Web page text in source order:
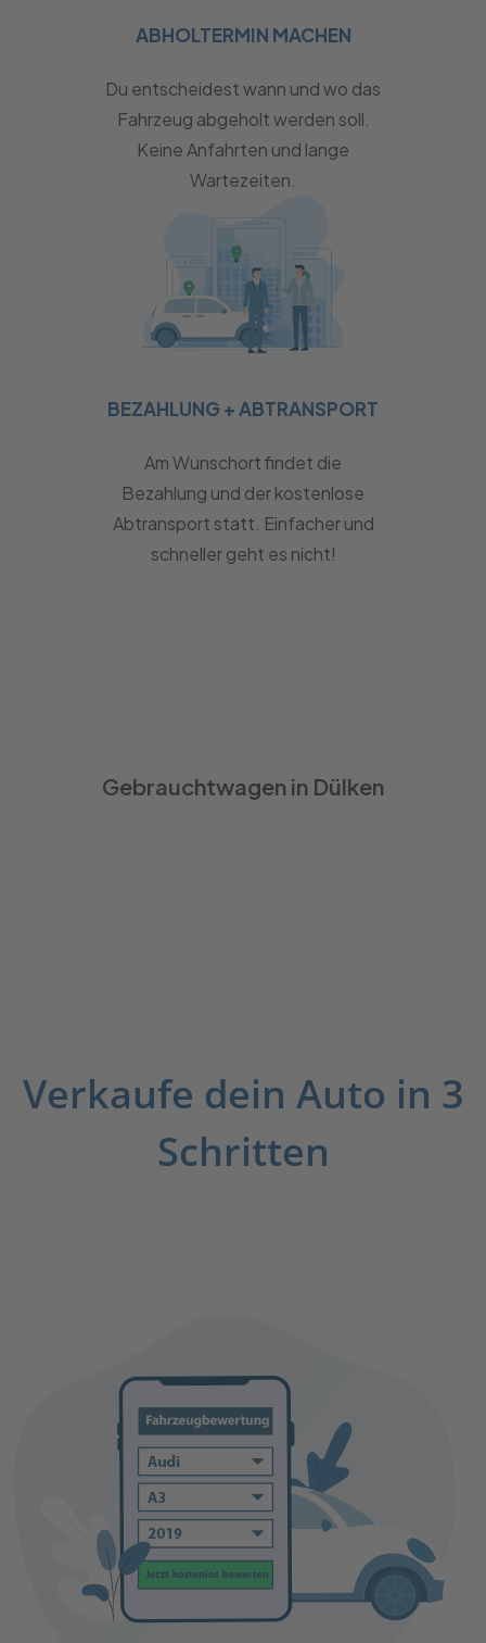
ABHOLTERMIN MACHEN
Du entscheidest wann und wo das
Fahrzeug abgeholt werden soll.
Keine Anfahrten und lange
Wartezeiten.
BEZAHLUNG + ABTRANSPORT
Am Wunschort findet die
Bezahlung und der kostenlose
Abtransport statt. Einfacher und
schneller geht es nicht!
Gebrauchtwagen in Dülken
Verkaufe dein Auto in 3
Schritten